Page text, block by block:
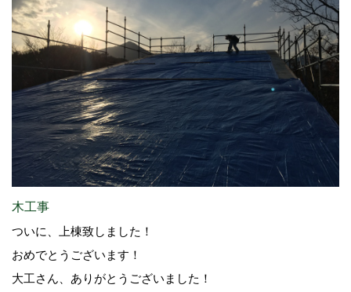
木工事
ついに、上棟致しました！
おめでとうございます！
大工さん、ありがとうございました！